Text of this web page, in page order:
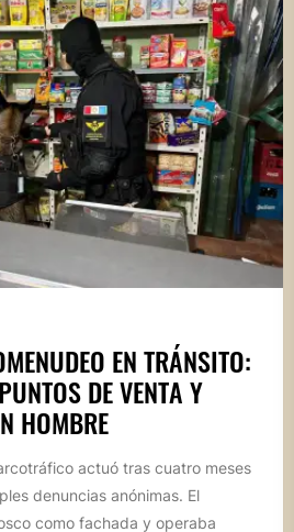
EN TRÁNSITO:
DE VENTA Y
HOMBRE
actuó tras cuatro meses
denuncias anónimas. El
como fachada y operaba